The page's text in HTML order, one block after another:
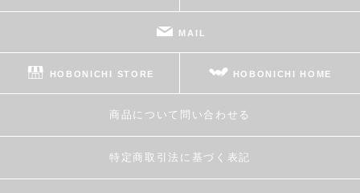
MAIL
HOBONICHI STORE HOBONICHI HOME
商品について問い合わせる
特定商取引法に基づく表記